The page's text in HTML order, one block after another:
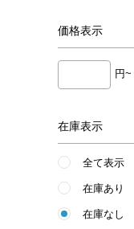
価格表示
円~
在庫表示
全て表示
在庫あり
在庫なし